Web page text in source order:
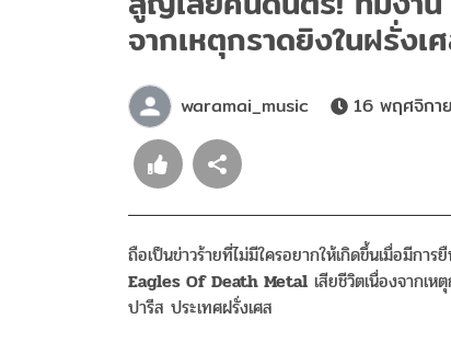
จากเหตุกราดยิงในฝรั่งเ
waramai_music 16 พฤศจิกา
ถือเป็นข่าวร้ายที่ไม่มีใครอยากให้เกิดขึ้นเมื่อมีการ
Eagles Of Death Metal เสียชีวิตเนื่องจากเ
ปารีส ประเทศฝรั่งเศส